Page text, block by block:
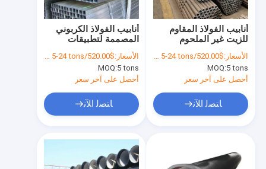
المنتجات
أنابيب الفولاذ الكربوني
المصممة لتطبيقات
درجات الحرارة العالية
ومقاومة التآكل في
البيئات الصناعية
الأسعار:$520.00/tons 5-24 tons
MOQ:5 tons
أحصل على آخر سعر
ﺎﺘﺼﻟ ﺍﻶﻧ
أنابيب الفولاذ المقاوم
للزيت غير الملحوم
المزينة ببناء دائم وقوة
متفوقة للمشاريع الهيكلية
الأسعار:$520.00/tons 5-24 tons
MOQ:5 tons
أحصل على آخر سعر
ﺎﺘﺼﻟ ﺍﻶﻧ